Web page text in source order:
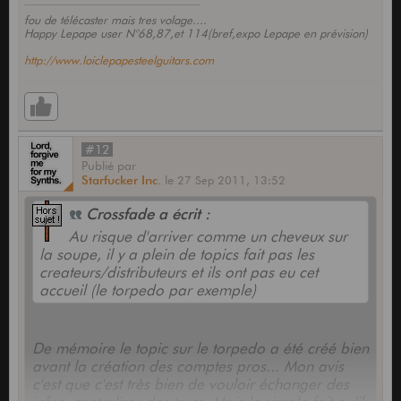
fou de télécaster mais tres volage....
Happy Lepape user N°68,87,et 114(bref,expo Lepape en prévision)
http://www.loiclepapesteelguitars.com
#12
Publié par
Starfucker Inc. le 27 Sep 2011, 13:52
Crossfade a écrit :
Au risque d'arriver comme un cheveux sur
la soupe, il y a plein de topics fait pas les
createurs/distributeurs et ils ont pas eu cet
accueil (le torpedo par exemple)
De mémoire le topic sur le torpedo a été créé bien
avant la création des comptes pros... Mon avis
c'est que c'est très bien de vouloir échanger des